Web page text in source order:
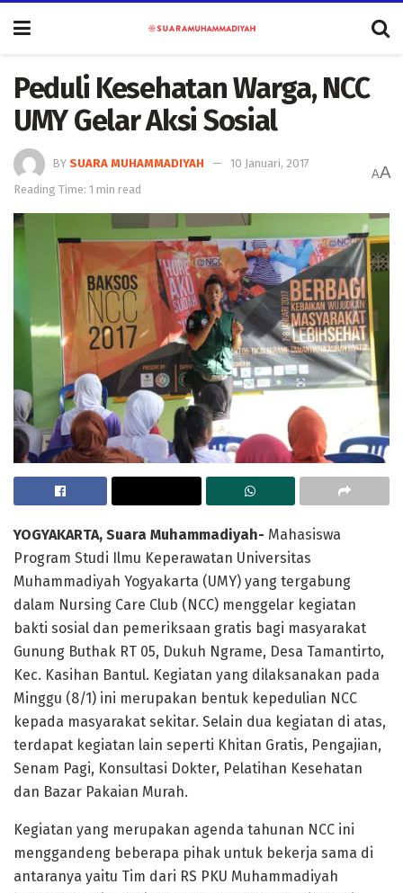
Peduli Kesehatan Warga, NCC
UMY Gelar Aksi Sosial
BY SUARA MUHAMMADIYAH
10 Januari, 2017
Reading Time: 1 min read
AA
YOGYAKARTA, Suara Muhammadiyah- Mahasiswa
Program Studi Ilmu Keperawatan Universitas
Muhammadiyah Yogyakarta (UMY) yang tergabung
dalam Nursing Care Club (NCC) menggelar kegiatan
bakti sosial dan pemeriksaan gratis bagi masyarakat
Gunung Buthak RT 05, Dukuh Ngrame, Desa Tamantirto,
Kec. Kasihan Bantul. Kegiatan yang dilaksanakan pada
Minggu (8/1) ini merupakan bentuk kepedulian NCC
kepada masyarakat sekitar. Selain dua kegiatan di atas,
terdapat kegiatan lain seperti Khitan Gratis, Pengajian,
Senam Pagi, Konsultasi Dokter, Pelatihan Kesehatan
dan Bazar Pakaian Murah.
Kegiatan yang merupakan agenda tahunan NCC ini
menggandeng beberapa pihak untuk bekerja sama di
antaranya yaitu Tim dari RS PKU Muhammadiyah